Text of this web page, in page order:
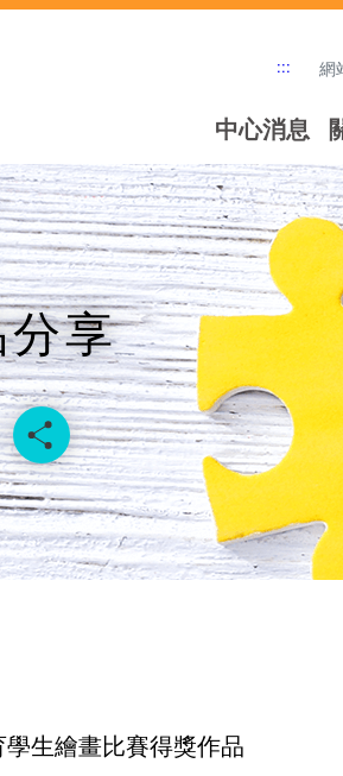
::: 網
中心消息
享
略過字型切換，社群分享工
生繪畫比賽得獎作品